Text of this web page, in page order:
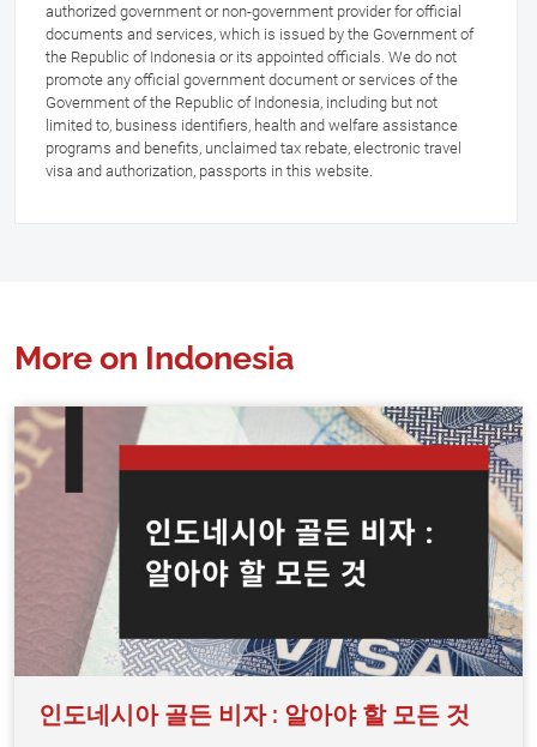
authorized government or non-government provider for official
documents and services, which is issued by the Government of
the Republic of Indonesia or its appointed officials. We do not
promote any official government document or services of the
Government of the Republic of Indonesia, including but not
limited to, business identifiers, health and welfare assistance
programs and benefits, unclaimed tax rebate, electronic travel
visa and authorization, passports in this website.
More on Indonesia
인도네시아 골든 비자 : 알아야 할 모든 것